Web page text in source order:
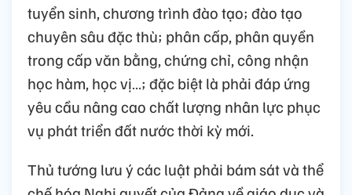
tuyển sinh, chương trình đào tạo; đào tạo
chuyên sâu đặc thù; phân cấp, phân quyền
trong cấp văn bằng, chứng chỉ, công nhận
học hàm, học vị…; đặc biệt là phải đáp ứng
yêu cầu nâng cao chất lượng nhân lực phục
vụ phát triển đất nước thời kỳ mới.
Thủ tướng lưu ý các luật phải bám sát và thể